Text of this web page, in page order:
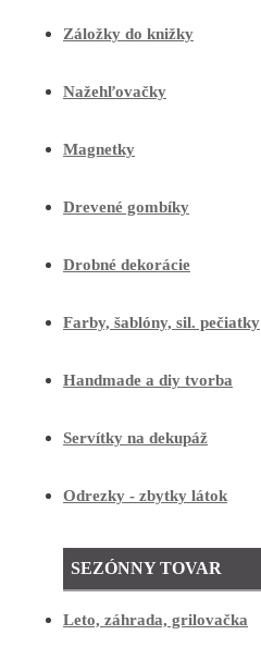
Záložky do knižky
Nažehľovačky
Magnetky
Drevené gombíky
Drobné dekorácie
Farby, šablóny, sil. pečiatky
Handmade a diy tvorba
Servítky na dekupáž
Odrezky - zbytky látok
SEZÓNNY TOVAR
Leto, záhrada, grilovačka